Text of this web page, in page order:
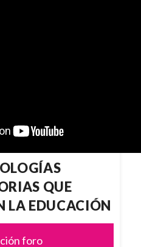
QUE
LA EDUCACIÓN
foro